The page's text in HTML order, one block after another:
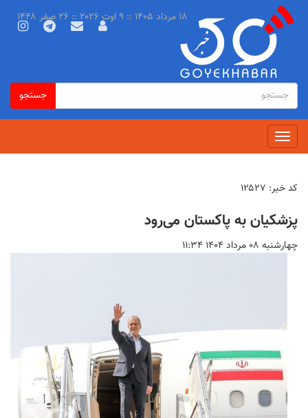
فرم
جستجو
جستجو
جستجو
Toggle
navigation
۱۸ مرداد ۱۴۰۵ :: ۹ اوت ۲۰۲۶ :: ۲۶ صفر ۱۴۴۸
کد خبر: ۱۲۵۲۷
پزشکیان به پاکستان می‌رود
چهارشنبه ۰۸ مرداد ۱۴۰۴ ۱۱:۳۴